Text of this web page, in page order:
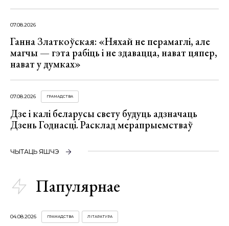
07.08.2026
Ганна Златкоўская: «Няхай не перамаглі, але
магчы — гэта рабіць і не здавацца, нават цяпер,
нават у думках»
07.08.2026 ГРАМАДСТВА
Дзе і калі беларусы свету будуць адзначаць
Дзень Годнасці. Расклад мерапрыемстваў
ЧЫТАЦЬ ЯШЧЭ
Папулярнае
04.08.2026 ГРАМАДСТВА ЛІТАРАТУРА